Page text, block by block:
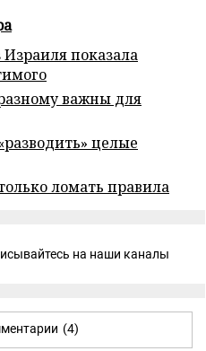
показала
важны для
целые
ломать правила
на наши каналы
(4)